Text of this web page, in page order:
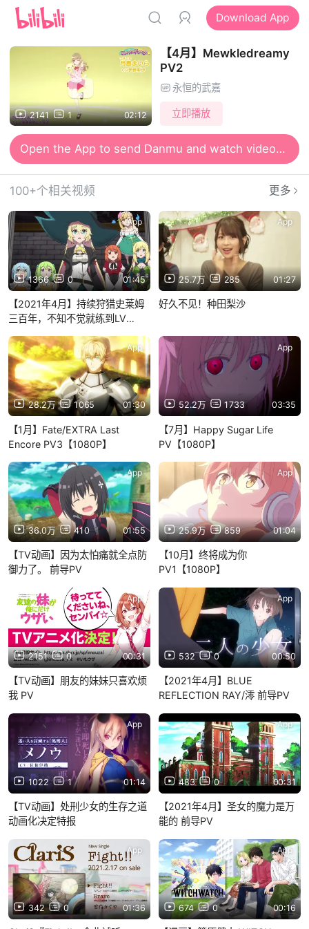
Download App
2141 1 02:12
【4月】Mewkledreamy
PV2
永恒的武嘉
立即播放
Open the App to send Danmu and watch videos together
100+个相关视频 更多
1366 0 01:45
App
【2021年4月】持续狩猎史莱姆
三百年，不知不觉就练到LV
25.7万 285 01:27
App
好久不见！种田梨沙
28.2万 1065 01:30
App
【1月】Fate/EXTRA Last
Encore PV3【1080P】
52.2万 1733 03:35
App
【7月】Happy Sugar Life
PV【1080P】
36.0万 410 01:55
App
【TV动画】因为太怕痛就全点防
御力了。 前导PV
25.9万 859 01:04
App
【10月】终将成为你
PV1【1080P】
2151 0 00:31
App
【TV动画】朋友的妹妹只喜欢烦
我 PV
532 0 00:50
App
【2021年4月】BLUE
REFLECTION RAY/澪 前导PV
1022 1 01:14
App
【TV动画】处刑少女的生存之道
动画化决定特报
483 0 00:31
App
【2021年4月】圣女的魔力是万
能的 前导PV
342 0 01:36
App
674 0 00:16
App